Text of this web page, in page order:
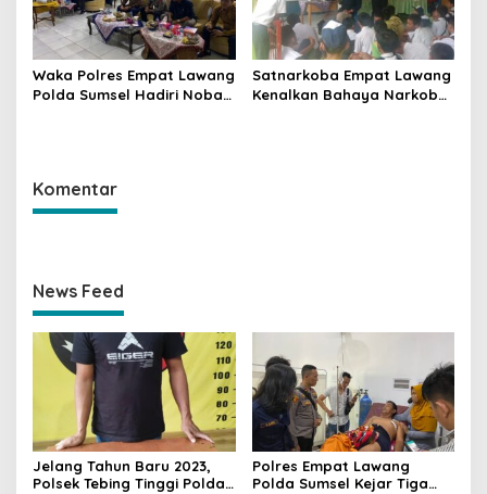
Waka Polres Empat Lawang
Polda Sumsel Hadiri Nobar
Satnarkoba Empat Lawang
Kenalkan Bahaya Narkoba
Komentar
News Feed
Jelang Tahun Baru 2023,
Polsek Tebing Tinggi Polda
Polres Empat Lawang
Polda Sumsel Kejar Tiga